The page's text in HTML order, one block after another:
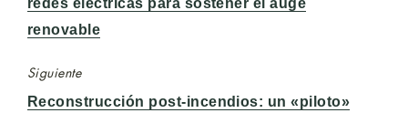
redes eléctricas para sostener el auge
renovable
Siguiente
Entrada
Reconstrucción post-incendios: un «piloto»